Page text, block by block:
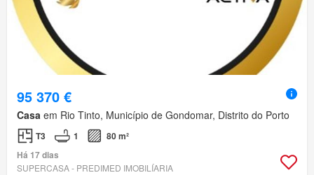
95 370 €
Casa em Rio Tinto, Município de Gondomar, Distrito do Porto
T3 1
80 m²
Há 17 dias
SUPERCASA - PREDIMED IMOBILÍARIA